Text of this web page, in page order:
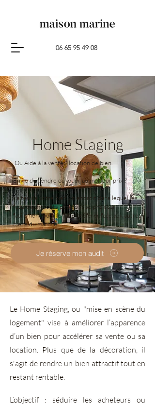
06 65 95 49 08
Home Staging
Ou Aide à la vente / location de bien.
Envie de vendre ou louer au meilleur prix ?
Faites de votre bien un endroit dans lequel les
futurs acheteurs pourront se projeter
facilement pour le faire préférer face aux autres
biens du marché.
Je réserve mon audit
Le Home Staging, ou "mise en scène du
logement" vise à améliorer l’apparence
d’un bien pour accélérer sa vente ou sa
location. Plus que de la décoration, il
s'agit de rendre un bien attractif tout en
restant rentable.
L’objectif : séduire les acheteurs ou